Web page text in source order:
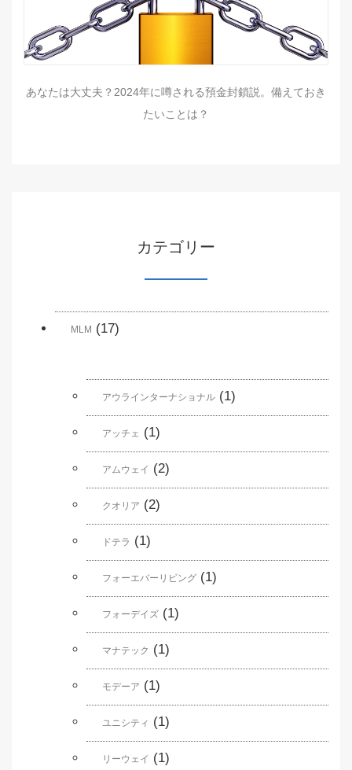
あなたは大丈夫？2024年に噂される預金封鎖説。備えておき
たいことは？
カテゴリー
MLM (17)
アウラインターナショナル (1)
アッチェ (1)
アムウェイ (2)
クオリア (2)
ドテラ (1)
フォーエバーリビング (1)
フォーデイズ (1)
マナテック (1)
モデーア (1)
ユニシティ (1)
リーウェイ (1)